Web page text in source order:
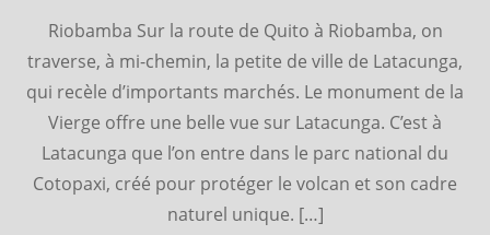
Riobamba Sur la route de Quito à Riobamba, on
traverse, à mi-chemin, la petite de ville de Latacunga,
qui recèle d’importants marchés. Le monument de la
Vierge offre une belle vue sur Latacunga. C’est à
Latacunga que l’on entre dans le parc national du
Cotopaxi, créé pour protéger le volcan et son cadre
naturel unique. […]